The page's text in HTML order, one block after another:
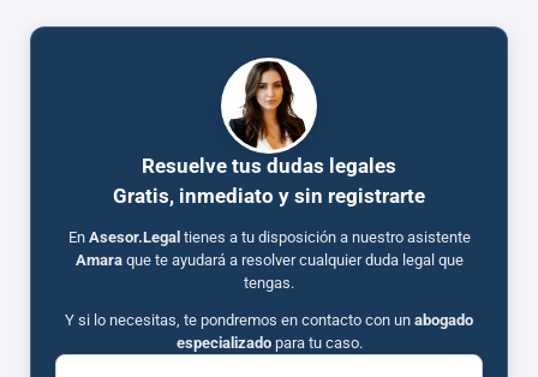
Resuelve tus dudas legales
Gratis, inmediato y sin registrarte
En Asesor.Legal tienes a tu disposición a nuestro asistente
Amaraque te ayudará a resolver cualquier duda legal que
tengas.
Y si lo necesitas, te pondremos en contacto con un abogado
especializadopara tu caso.